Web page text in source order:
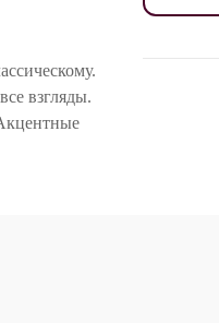
взгляды.
Задняя